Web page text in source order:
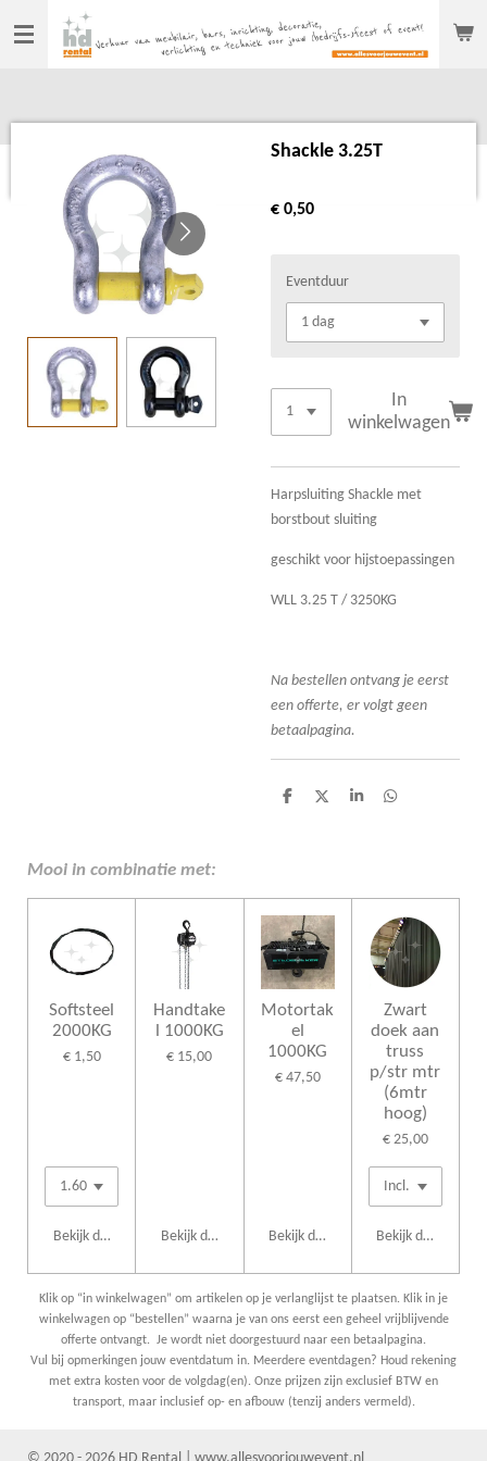
Ga
direct
hoofdinhoud
Shackle 3.25T
€ 0,50
Eventduur
In
winkelwagen
Harpsluiting Shackle met
borstbout sluiting
geschikt voor hijstoepassingen
WLL 3.25 T / 3250KG
Na bestellen ontvang je eerst
een offerte, er volgt geen
betaalpagina.
D
D
S
D
Mooi in combinatie met:
Softsteel
2000KG
€ 1,50
Bekijk details
Handtake
l 1000KG
€ 15,00
Bekijk details
Motortak
el
1000KG
€ 47,50
Bekijk details
Zwart
doek aan
truss
p/str mtr
(6mtr
hoog)
€ 25,00
Bekijk details
Klik op “in winkelwagen” om artikelen op je verlanglijst te plaatsen. Klik in je
winkelwagen op “bestellen” waarna je van ons eerst een geheel vrijblijvende
offerte ontvangt. Je wordt niet doorgestuurd naar een betaalpagina.
Vul bij opmerkingen jouw eventdatum in. Meerdere eventdagen? Houd rekening
met extra kosten voor de volgdag(en). Onze prijzen zijn exclusief BTW en
transport, maar inclusief op- en afbouw (tenzij anders vermeld).